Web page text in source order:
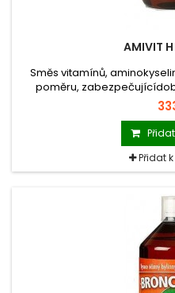
AMIVIT H
Směs vitamínů,
poměru,
funkce imunitního systému
rozpustných v
Přidat